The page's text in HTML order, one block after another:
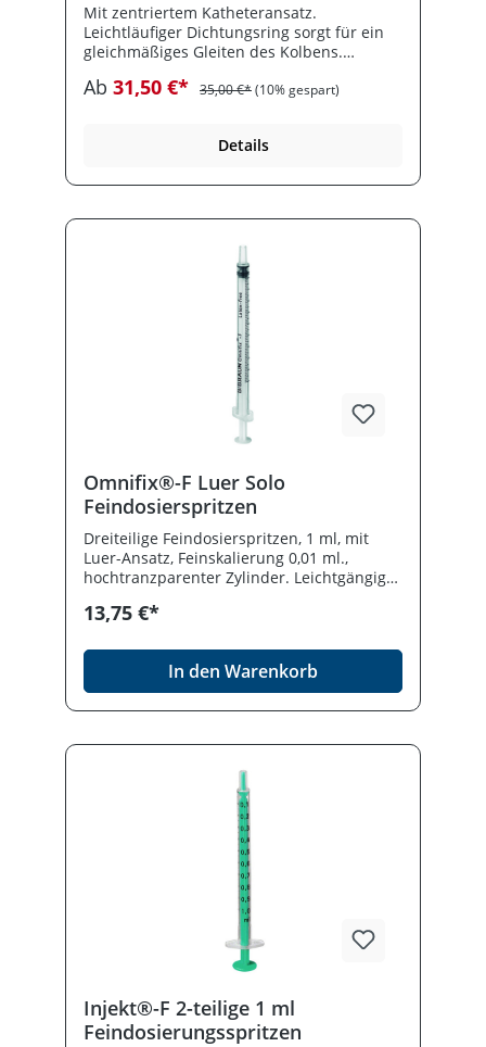
Micro-Fine+ Kanüle zur Verwendung von U-
40 Insulinen. Latexfrei. Steril im Beutel zu
10 Stück verpackt, 0,5 ml bis 20 I.E.
Mit zentriertem Katheteransatz.
Leichtläufiger Dichtungsring sorgt für ein
gleichmäßiges Gleiten des Kolbens.
Ab 31,50 €* 35,00 €*(10% gespart)
Details
Omnifix®-F Luer Solo
Feindosierspritzen
Dreiteilige Feindosierspritzen, 1 ml, mit
Luer-Ansatz, Feinskalierung 0,01 ml.,
hochtranzparenter Zylinder. Leichtgängiger
Injeiziern. F Luer Solo ohne Kanüle und F
25 g/0,5 x 16 mm.
13,75 €*
In den Warenkorb
Injekt®-F 2-teilige 1 ml
Feindosierungsspritzen